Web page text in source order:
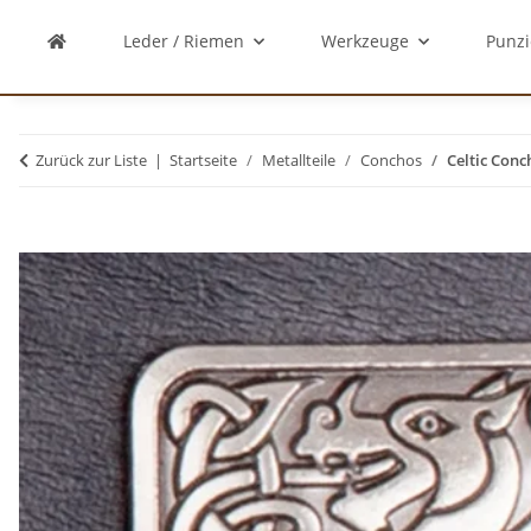
Leder / Riemen Werkzeuge
Zurück zur Liste Startseite Metallteile Conchos Celtic